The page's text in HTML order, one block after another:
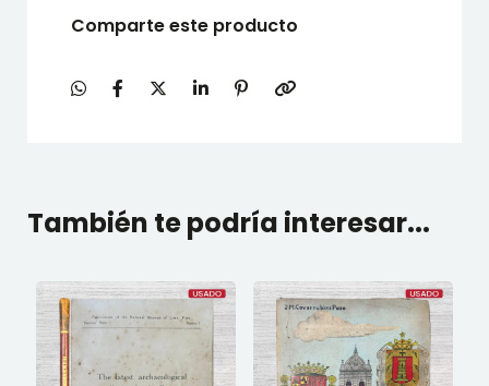
Comparte este producto
También te podría interesar...